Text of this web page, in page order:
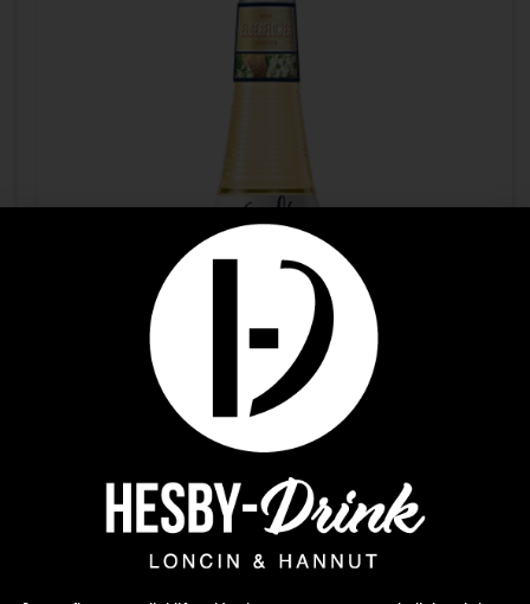
Bols Elder Flower 50CL